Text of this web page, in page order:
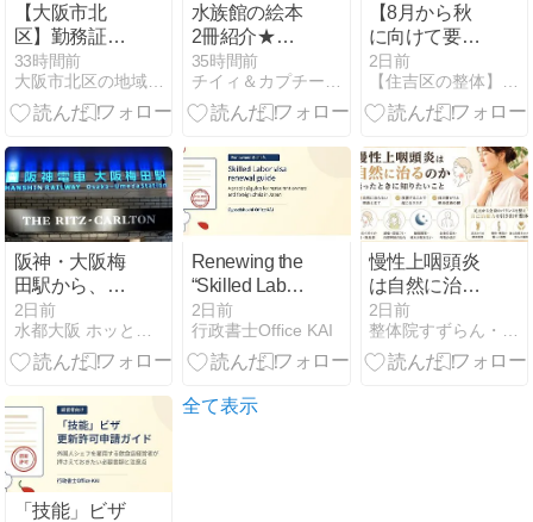
【大阪市北
区】勤務証明
書を求められ
たら｜在職証
明書との違い
する前の確認
33時間前
大阪市北区の地域メディア『オオサカスケッチ』
水族館の絵本
2冊紹介★中
生代水族館★
水族館イルカ
ショー★
35時間前
チイィ＆カプチーノのブログ
【8月から秋
に向けて要注
意！夏の疲れ
を放置すると
秋に体調を崩
2日前
【住吉区の整体】独自の整体が評判の整体整骨院SARAブログ
阪神・大阪梅
田駅から、
ザ・リッツカ
ールトン大阪
への行き方
2日前
水都大阪 ホッとなニュース＆ブログ
Renewing the
“Skilled Labor”
Visa for
Foreign Chefs
in Japan — A
Guide for
2日前
行政書士Office KAI
慢性上咽頭炎
は自然に治る
のか迷ったと
きに知りたい
こと
2日前
整体院すずらん・南森町院
「技能」ビザ
全て表示